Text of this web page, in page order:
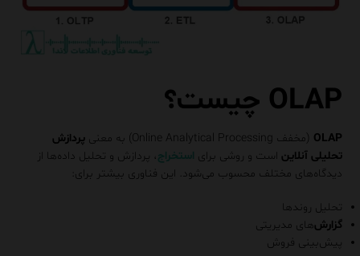
OLAP چیست؟
OLAP (مخفف Online Analytical Processing) به معنی
پردازش
تحلیلی آنلاین است و روشی برای استخراج، پردازش و تحلیل داده‌ها از
دیدگاه‌های مختلف محسوب می‌شود. این فناوری بیشتر برای:
تحلیل روندها
گزارش‌های مدیریتی
پیش‌بینی فروش